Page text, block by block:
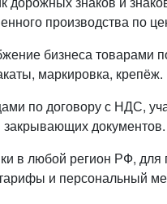
производства по
бизнеса товарами
маркировка, крепёж.
по договору с НДС,
документов.
в любой регион РФ,
и персональный